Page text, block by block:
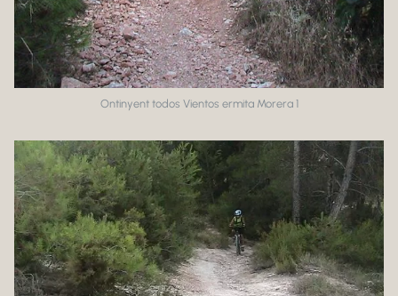
Ontinyent todos Vientos ermita Morera 1